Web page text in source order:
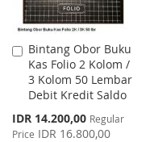
Bintang Obor Buku
Kas Folio 2 Kolom /
3 Kolom 50 Lembar
Debit Kredit Saldo
Special
Price
IDR 14.200,00 Regular
Price IDR 16.800,00
Add
to
Cart